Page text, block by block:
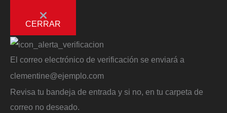
CERRAR
El correo electrónico de verificación se enviará a
clementine@ejemplo.com
Revisa tu bandeja de entrada y si no, en tu carpeta de
correo no deseado.